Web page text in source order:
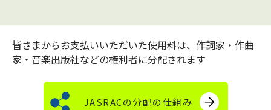
皆さまからお支払いいただいた使用料は、作詞家・作曲
家・音楽出版社などの権利者に分配されます
JASRACの分配の仕組み